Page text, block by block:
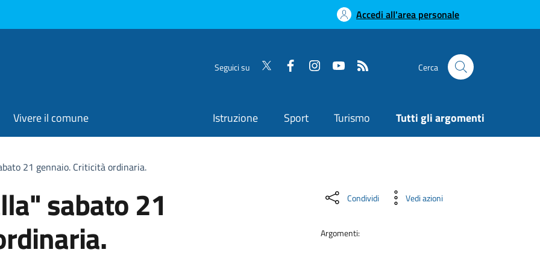
Accedi all'area personale
Seguici su Cerca
Vivere il comune Istruzione Sport Turismo Tutti gli argomenti
21 gennaio. Criticità ordinaria.
sabato 21 Condividi Vedi azioni
Argomenti: